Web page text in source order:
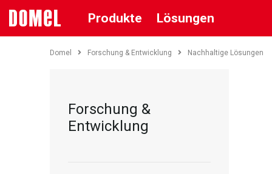
Produkte Lösungen
Domel Forschung & Entwicklung Nachhaltige Lösungen
Forschung &
Entwicklung